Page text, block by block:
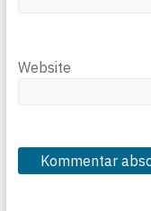
Website